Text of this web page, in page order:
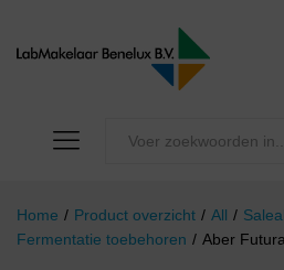
Home / Product overzicht / All /
Fermentatie toebehoren / Aber